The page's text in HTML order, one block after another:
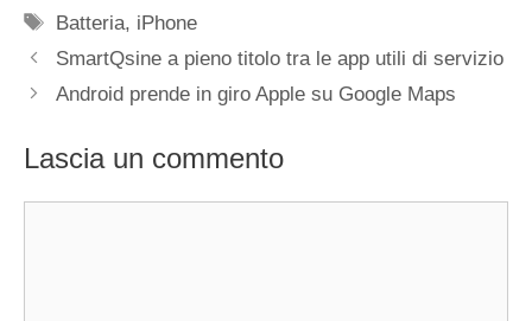
Tag
Batteria, iPhone
SmartQsine a pieno titolo tra le app utili di servizio
Android prende in giro Apple su Google Maps
Lascia un commento